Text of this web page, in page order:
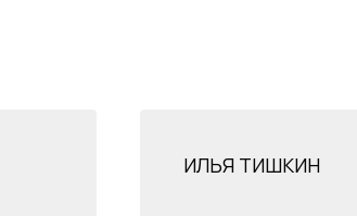
ИЛЬЯ ТИШКИН